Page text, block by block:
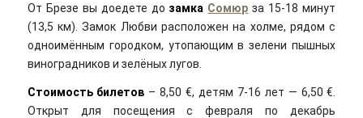
От Брезе вы доедете до замка Сомюр за 15-18 минут
(13,5 км). Замок Любви расположен на холме, рядом с
одноимённым городком, утопающим в зелени пышных
виноградников и зелёных лугов.
Стоимость билетов – 8,50 €, детям 7-16 лет — 6,50 €.
Открыт для посещения с февраля по декабрь